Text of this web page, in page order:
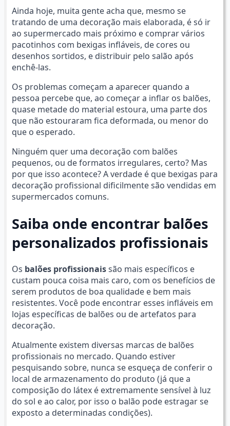
Ainda hoje, muita gente acha que, mesmo se
tratando de uma decoração mais elaborada, é só ir
ao supermercado mais próximo e comprar vários
pacotinhos com bexigas infláveis, de cores ou
desenhos sortidos, e distribuir pelo salão após
enchê-las.
Os problemas começam a aparecer quando a
pessoa percebe que, ao começar a inflar os balões,
quase metade do material estoura, uma parte dos
que não estouraram fica deformada, ou menor do
que o esperado.
Ninguém quer uma decoração com balões
pequenos, ou de formatos irregulares, certo? Mas
por que isso acontece? A verdade é que bexigas para
decoração profissional dificilmente são vendidas em
supermercados comuns.
Saiba onde encontrar balões
personalizados profissionais
Os balões profissionaissão mais específicos e
custam pouca coisa mais caro, com os benefícios de
serem produtos de boa qualidade e bem mais
resistentes. Você pode encontrar esses infláveis em
lojas específicas de balões ou de artefatos para
decoração.
Atualmente existem diversas marcas de balões
profissionais no mercado. Quando estiver
pesquisando sobre, nunca se esqueça de conferir o
local de armazenamento do produto (já que a
composição do látex é extremamente sensível à luz
do sol e ao calor, por isso o balão pode estragar se
exposto a determinadas condições).